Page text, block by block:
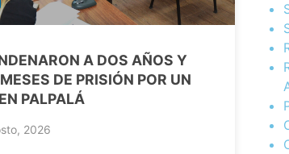
A DOS AÑOS Y
DE PRISIÓN POR UN
PALPALÁ
2026